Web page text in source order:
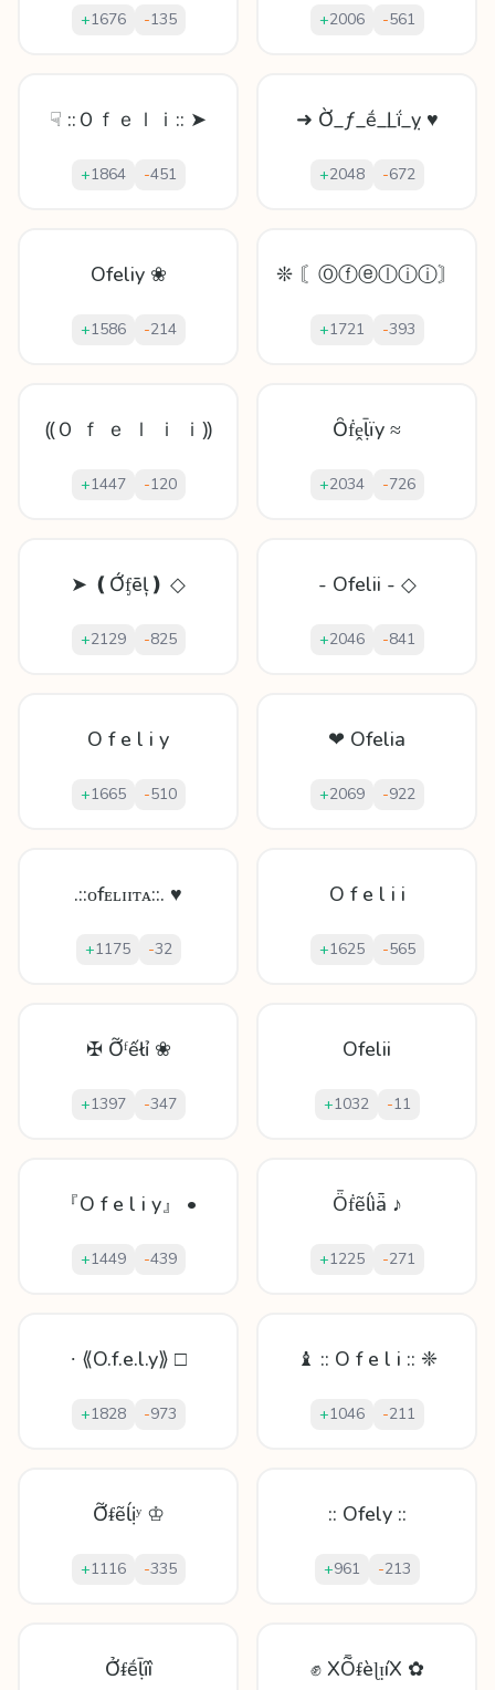
+1676 -135 +2006 -561
☟ ::Ｏｆｅｌｉ:: ➤
+1864 -451
➜ Ờ_ƒ_ḗ_ӏ_ḯ_ỵ ♥
+2048 -672
Ofeliy ❀
+1586 -214
❊ 〘Ⓞⓕⓔⓛⓘⓘ〙
+1721 -393
⸨Ｏ ｆ ｅ ｌ ｉ ｉ⸩
+1447 -120
Ȏḟḙḹïy ≈
+2034 -726
➤ ❪Ớᶂēļ❫ ◇
+2129 -825
- Ofelii - ◇
+2046 -841
O f e l i y
+1665 -510
❤ Ofelia
+2069 -922
.::ᴏfᴇʟɪɪᴛᴀ::. ♥
+1175 -32
O f e l i i
+1625 -565
✠ Ỡᶠếłỉ ❀
+1397 -347
Ofelii
+1032 -11
『O f e l i y』 •
+1449 -439
Ȫḟẽĺìǟ ♪
+1225 -271
∙ ⟪O.f.e.l.y⟫ □
+1828 -973
♝ :: O f e l i :: ❈
+1046 -211
Ỡᵮẽĺịʸ ♔
+1116 -335
:: Ofely ::
+961 -213
Ởᵮḗḹȋî ✊ XȬᵮèɭᴉíX ✿